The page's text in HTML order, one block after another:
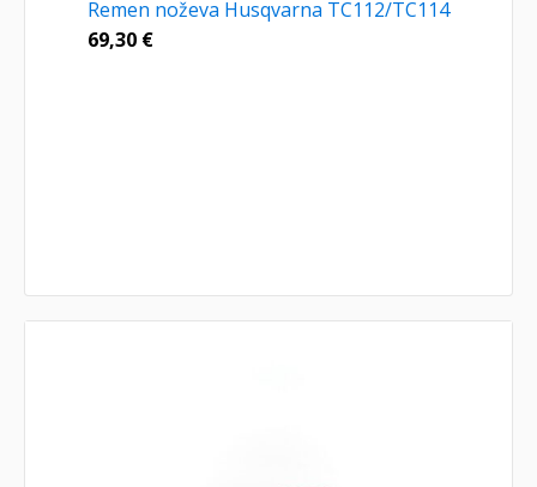
Remen noževa Husqvarna TC112/TC114
69,30 €